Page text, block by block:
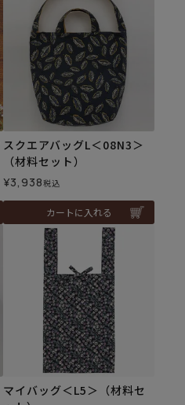
スクエアバッグL＜08N3＞
（材料セット）
¥3,938税込
カートに入れる
マイバッグ＜L5＞（材料セ